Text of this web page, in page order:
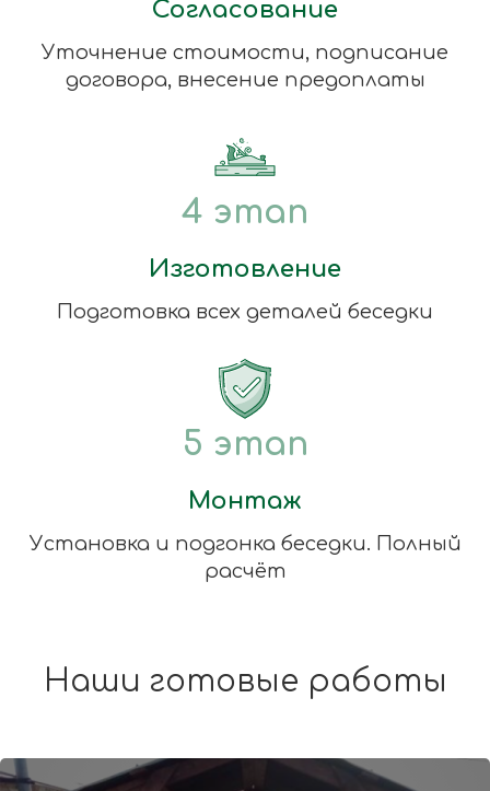
Согласование
Уточнение стоимости, подписание
договора, внесение предоплаты
4 этап
Изготовление
Подготовка всех деталей беседки
5 этап
Монтаж
Установка и подгонка беседки. Полный
расчёт
Наши готовые работы